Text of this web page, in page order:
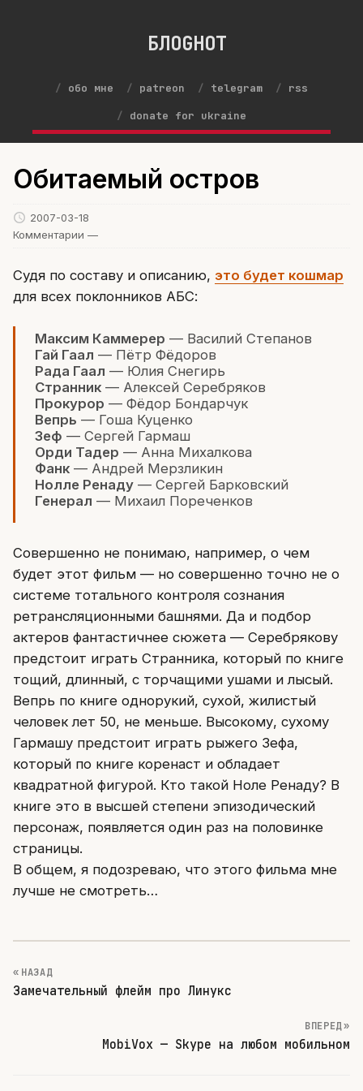
БЛОGНОТ
обо мне patreon telegram
rss
donate for ukraine
Обитаемый остров
2007-03-18
Комментарии —
Судя по составу и описанию, это будет кошмар
для всех поклонников АБС:
Максим Каммерер — Василий Степанов
Гай Гаал — Пётр Фёдоров
Рада Гаал — Юлия Снегирь
Странник — Алексей Серебряков
Прокурор — Фёдор Бондарчук
Вепрь — Гоша Куценко
Зеф — Сергей Гармаш
Орди Тадер — Анна Михалкова
Фанк — Андрей Мерзликин
Нолле Ренаду — Сергей Барковский
Генерал — Михаил Пореченков
Совершенно не понимаю, например, о чем
будет этот фильм — но совершенно точно не о
системе тотального контроля сознания
ретрансляционными башнями. Да и подбор
актеров фантастичнее сюжета — Серебрякову
предстоит играть Странника, который по книге
тощий, длинный, с торчащими ушами и лысый.
Вепрь по книге однорукий, сухой, жилистый
человек лет 50, не меньше. Высокому, сухому
Гармашу предстоит играть рыжего Зефа,
который по книге коренаст и обладает
квадратной фигурой. Кто такой Ноле Ренаду? В
книге это в высшей степени эпизодический
персонаж, появляется один раз на половинке
страницы.
В общем, я подозреваю, что этого фильма мне
лучше не смотреть…
« НАЗАД
Замечательный флейм про Линукс
ВПЕРЕД »
MobiVox — Skype на любом мобильном